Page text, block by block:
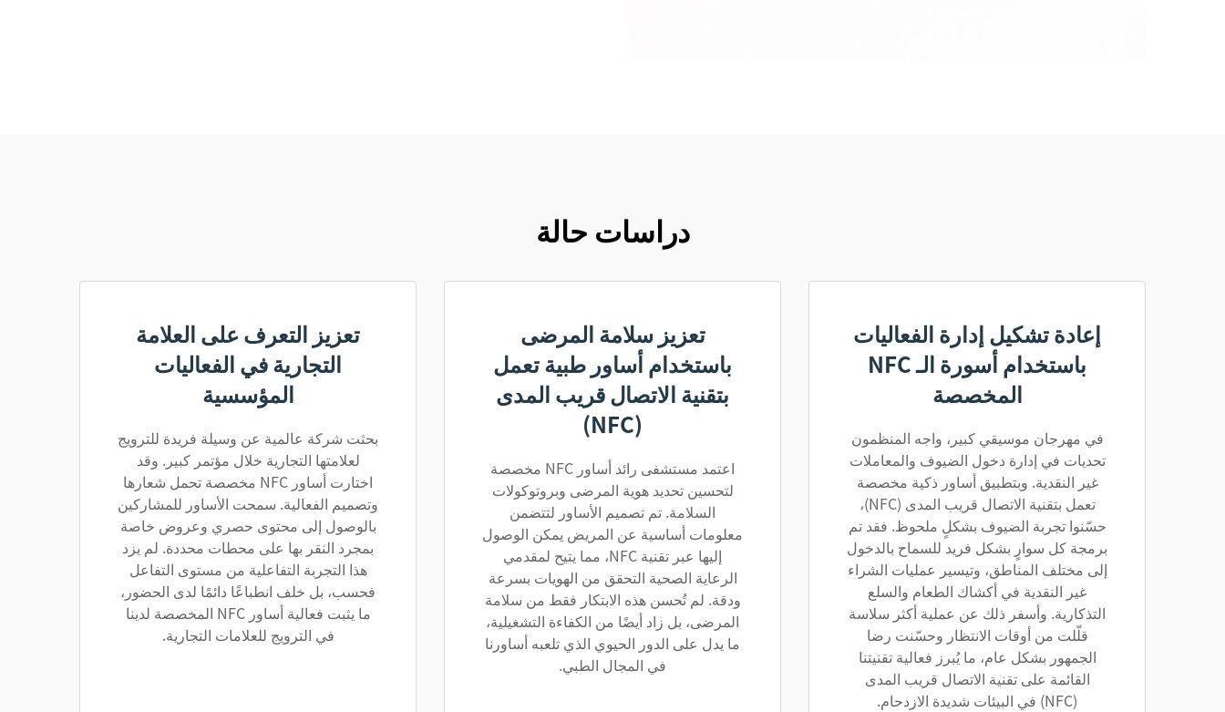
دراسات حالة
إعادة تشكيل إدارة الفعاليات
باستخدام أسورة الـ NFC
المخصصة
في مهرجان موسيقي كبير، واجه المنظمون
تحديات في إدارة دخول الضيوف والمعاملات
غير النقدية. وبتطبيق أساور ذكية مخصصة
تعمل بتقنية الاتصال قريب المدى (NFC)،
حسّنوا تجربة الضيوف بشكلٍ ملحوظ. فقد تم
برمجة كل سوارٍ بشكل فريد للسماح بالدخول
إلى مختلف المناطق، وتيسير عمليات الشراء
غير النقدية في أكشاك الطعام والسلع
التذكارية. وأسفر ذلك عن عملية أكثر سلاسة
قلّلت من أوقات الانتظار وحسّنت رضا
الجمهور بشكل عام، ما يُبرز فعالية تقنيتنا
القائمة على تقنية الاتصال قريب المدى
(NFC) في البيئات شديدة الازدحام.
تعزيز سلامة المرضى
باستخدام أساور طبية تعمل
بتقنية الاتصال قريب المدى
(NFC)
اعتمد مستشفى رائد أساور NFC مخصصة
لتحسين تحديد هوية المرضى وبروتوكولات
السلامة. تم تصميم الأساور لتتضمن
معلومات أساسية عن المريض يمكن الوصول
إليها عبر تقنية NFC، مما يتيح لمقدمي
الرعاية الصحية التحقق من الهويات بسرعة
ودقة. لم تُحسن هذه الابتكار فقط من سلامة
المرضى، بل زاد أيضًا من الكفاءة التشغيلية،
ما يدل على الدور الحيوي الذي تلعبه أساورنا
في المجال الطبي.
تعزيز التعرف على العلامة
التجارية في الفعاليات
المؤسسية
بحثت شركة عالمية عن وسيلة فريدة للترويج
لعلامتها التجارية خلال مؤتمر كبير. وقد
اختارت أساور NFC مخصصة تحمل شعارها
وتصميم الفعالية. سمحت الأساور للمشاركين
بالوصول إلى محتوى حصري وعروض خاصة
بمجرد النقر بها على محطات محددة. لم يزد
هذا التجربة التفاعلية من مستوى التفاعل
فحسب، بل خلف انطباعًا دائمًا لدى الحضور،
ما يثبت فعالية أساور NFC المخصصة لدينا
في الترويج للعلامات التجارية.